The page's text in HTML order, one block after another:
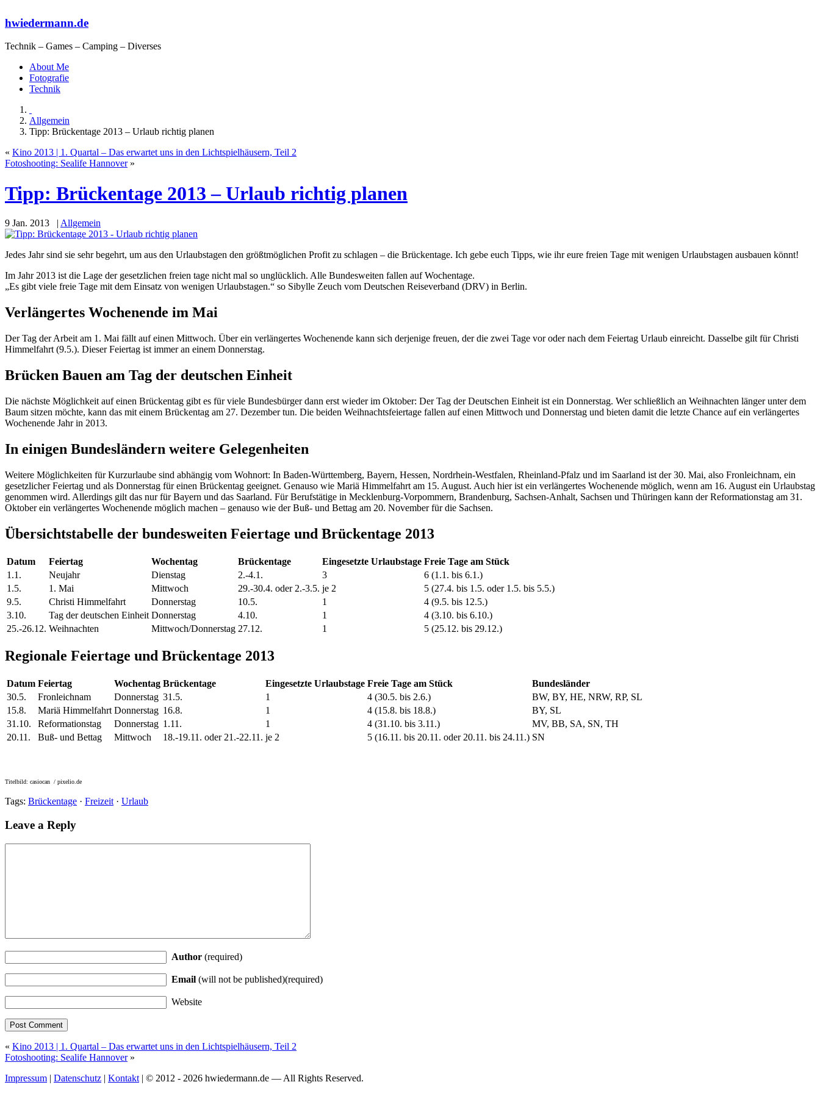
hwiedermann.de
Technik – Games – Camping – Diverses
About Me
Fotografie
Technik
Allgemein
Tipp: Brückentage 2013 – Urlaub richtig planen
« Kino 2013 | 1. Quartal – Das erwartet uns in den Lichtspielhäusern, Teil 2
Fotoshooting: Sealife Hannover»
Tipp: Brückentage 2013 – Urlaub richtig planen
9 Jan. 2013 | Allgemein
Jedes Jahr sind sie sehr begehrt, um aus den Urlaubstagen den größtmöglichen Profit zu schlagen – die Brückentage. Ich gebe euch Tipps, wie ihr eure freien Tage mit wenigen Urlaubstagen ausbauen könnt!
Im Jahr 2013 ist die Lage der gesetzlichen freien tage nicht mal so unglücklich. Alle Bundesweiten fallen auf Wochentage.
„Es gibt viele freie Tage mit dem Einsatz von wenigen Urlaubstagen.“ so Sibylle Zeuch vom Deutschen Reiseverband (DRV) in Berlin.
Verlängertes Wochenende im Mai
Der Tag der Arbeit am 1. Mai fällt auf einen Mittwoch. Über ein verlängertes Wochenende kann sich derjenige freuen, der die zwei Tage vor oder nach dem Feiertag Urlaub einreicht. Dasselbe gilt für Christi
Himmelfahrt (9.5.). Dieser Feiertag ist immer an einem Donnerstag.
Brücken Bauen am Tag der deutschen Einheit
Die nächste Möglichkeit auf einen Brückentag gibt es für viele Bundesbürger dann erst wieder im Oktober: Der Tag der Deutschen Einheit ist ein Donnerstag. Wer schließlich an Weihnachten länger unter dem
Baum sitzen möchte, kann das mit einem Brückentag am 27. Dezember tun. Die beiden Weihnachtsfeiertage fallen auf einen Mittwoch und Donnerstag und bieten damit die letzte Chance auf ein verlängertes
Wochenende Jahr in 2013.
In einigen Bundesländern weitere Gelegenheiten
Weitere Möglichkeiten für Kurzurlaube sind abhängig vom Wohnort: In Baden-Württemberg, Bayern, Hessen, Nordrhein-Westfalen, Rheinland-Pfalz und im Saarland ist der 30. Mai, also Fronleichnam, ein
gesetzlicher Feiertag und als Donnerstag für einen Brückentag geeignet. Genauso wie Mariä Himmelfahrt am 15. August. Auch hier ist ein verlängertes Wochenende möglich, wenn am 16. August ein Urlaubstag
genommen wird. Allerdings gilt das nur für Bayern und das Saarland. Für Berufstätige in Mecklenburg-Vorpommern, Brandenburg, Sachsen-Anhalt, Sachsen und Thüringen kann der Reformationstag am 31.
Oktober ein verlängertes Wochenende möglich machen – genauso wie der Buß- und Bettag am 20. November für die Sachsen.
Übersichtstabelle der bundesweiten Feiertage und Brückentage 2013
Datum Feiertag Wochentag Brückentage Eingesetzte Urlaubstage Freie Tage am Stück
1.1.
Neujahr Dienstag 2.-4.1. 3
6 (1.1. bis 6.1.)
1.5.
1. Mai Mittwoch 29.-30.4. oder 2.-3.5. je 2
5 (27.4. bis 1.5. oder 1.5. bis 5.5.)
9.5.
Christi Himmelfahrt Donnerstag 10.5. 1
4 (9.5. bis 12.5.)
3.10.
Tag der deutschen Einheit Donnerstag 4.10. 1
4 (3.10. bis 6.10.)
25.-26.12. Weihnachten Mittwoch/Donnerstag 27.12. 1 5 (25.12. bis 29.12.)
Regionale Feiertage und Brückentage 2013
Datum Feiertag Wochentag Brückentage Eingesetzte Urlaubstage Freie Tage am Stück
Bundesländer
30.5.
Fronleichnam Donnerstag 31.5. 1 4 (30.5. bis 2.6.)
BW, BY, HE, NRW, RP, SL
15.8.
Mariä Himmelfahrt Donnerstag 16.8. 1 4 (15.8. bis 18.8.)
BY, SL
31.10.
Reformationstag Donnerstag 1.11. 1 4 (31.10. bis 3.11.)
MV, BB, SA, SN, TH
20.11.
Buß- und Bettag Mittwoch 18.-19.11. oder 21.-22.11. je 2 5 (16.11. bis 20.11. oder 20.11. bis 24.11.) SN
Titelbild: casiocan / pixelio.de
Tags: Brückentage · Freizeit · Urlaub
Leave a Reply
Author (required)
Email (will not be published)(required)
Website
« Kino 2013 | 1. Quartal – Das erwartet uns in den Lichtspielhäusern, Teil 2
Fotoshooting: Sealife Hannover»
Impressum | Datenschutz | Kontakt | © 2012 - 2026 hwiedermann.de — All Rights Reserved.